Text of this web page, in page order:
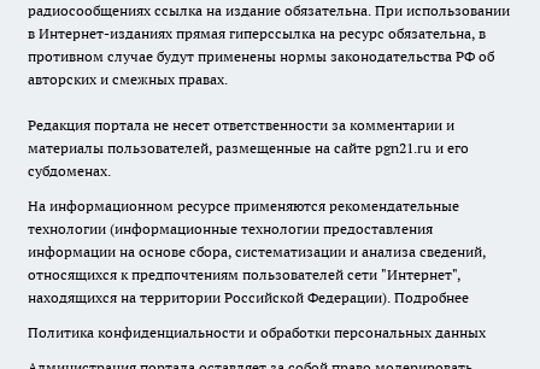
радиосообщениях ссылка на издание обязательна. При использовании
в Интернет-изданиях прямая гиперссылка на ресурс обязательна, в
противном случае будут применены нормы законодательства РФ об
авторских и смежных правах.
Редакция портала не несет ответственности за комментарии и
материалы пользователей, размещенные на сайте pgn21.ru и его
субдоменах.
На информационном ресурсе применяются рекомендательные
технологии (информационные технологии предоставления
информации на основе сбора, систематизации и анализа сведений,
относящихся к предпочтениям пользователей сети "Интернет",
находящихся на территории Российской Федерации). Подробнее
Политика конфиденциальности и обработки персональных данных